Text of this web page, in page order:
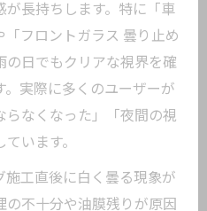
長持ちします。特に「車
フロントガラス 曇り止め
の日でもクリアな視界を確
実際に多くのユーザーが
らなくなった」「夜間の視
います。
施工直後に白く曇る現象が
不十分や油膜残りが原因